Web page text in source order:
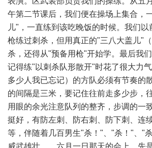
午第二节课后，我们便在操场上集合，
儿"，一直练到该吃晚饭的时候。我们
枪练过刺杀，但用真正的"三八大盖儿"
杀，还得从"预备用枪"开始学。最后我
记得练"以刺杀队形散开"时花了很大力
多少人我已忘记）的方队必须有节奏的
的间隔是三米，要记住往前走多少步，
用眼的余光注意队列的整齐，步调的一
挺好，有防左刺、防右刺、防下刺、连
等，伴随着几百男生"杀！"、"杀！"、"
威武雄壮。。六月一日那天的会上，先